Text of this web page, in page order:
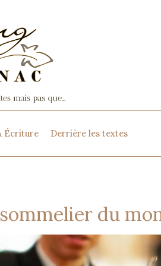
Écriture Derrière les textes
du